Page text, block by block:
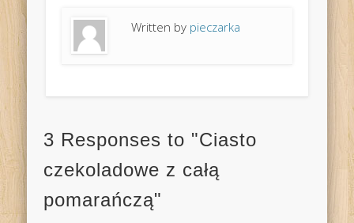
Written by pieczarka
3 Responses to "Ciasto
czekoladowe z całą
pomarańczą"